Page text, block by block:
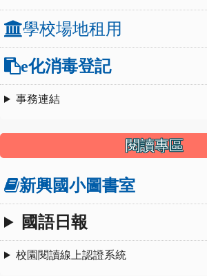
學校場地租用
e化消毒登記
事務連結
閱讀專區
新興國小圖書室
國語日報
校園閱讀線上認證系統